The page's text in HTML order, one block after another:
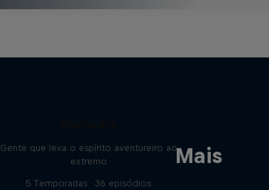
Mais
Gente que leva o espírito aventureiro ao
extremo
5 Temporadas · 36 episódios